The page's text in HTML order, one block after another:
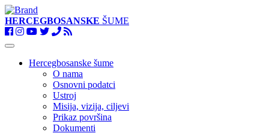
HERCEGBOSANSKE ŠUME
Toggle
navigationHercegbosanske šume
O nama
Osnovni podatci
Ustroj
Misija, vizija, ciljevi
Prikaz površina
Dokumenti